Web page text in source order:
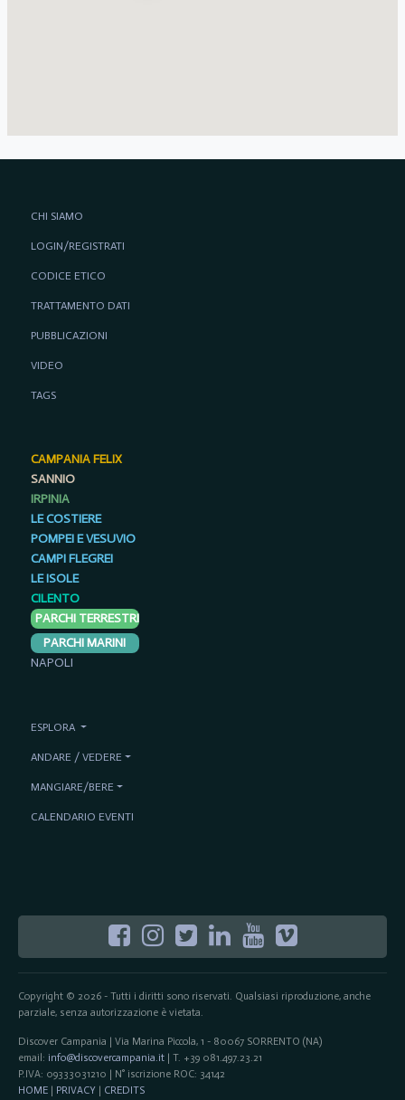
Copyright © 2026 - Tutti i diritti sono riservati. Qualsiasi riproduzione, anche
parziale, senza autorizzazione è vietata.
Discover Campania | Via Marina Piccola, 1 - 80067 SORRENTO (NA)
email: info@discovercampania.it| T. +39 081.497.23.21
P.IVA: 09333031210 | N° iscrizione ROC: 34142
HOME| PRIVACY | CREDITS
CHI SIAMO
LOGIN/REGISTRATI
CODICE ETICO
TRATTAMENTO DATI
PUBBLICAZIONI
VIDEO
TAGS
CAMPANIA FELIX
SANNIO
IRPINIA
LE COSTIERE
POMPEI E VESUVIO
CAMPI FLEGREI
LE ISOLE
CILENTO
PARCHI TERRESTRI
PARCHI MARINI
NAPOLI
ESPLORA
ANDARE / VEDERE
MANGIARE/BERE
CALENDARIO EVENTI